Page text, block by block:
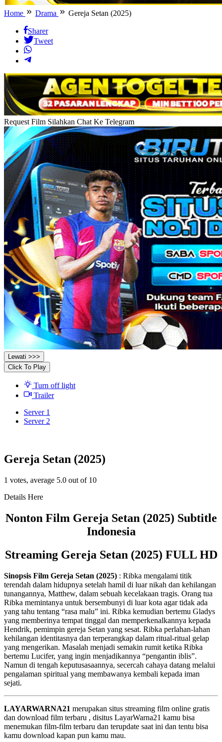
Home Drama Gereja Setan (2025)
Sharer
Tweet
Request Film Silahkan Chat Ke Telegram
Lewati >>>
Click To Play
Turn off light
Trailer
Server 1
Server 2
Gereja Setan (2025)
1 votes, average 5.0 out of 10
Details Here
Nonton Film Gereja Setan (2025) Subtitle
Indonesia
Streaming Gereja Setan (2025) FULL HD
Sinopsis Film Gereja Setan (2025) : Ribka mengalami titik
terendah dalam hidupnya setelah hamil di luar nikah dan kehilangan
tunangannya, Matthew, dalam sebuah kecelakaan tragis. Orang tua
Ribka memintanya untuk bersembunyi di luar kota agar tidak ada
yang tahu tentang “rasa malu” ini. Ribka kemudian bertemu Gladys
yang memberinya tempat tinggal dan memperkenalkannya kepada
Hendrik, pemimpin gereja Setan yang sesat. Ribka perlahan-lahan
kehilangan identitasnya dan terperangkap dalam ritual-ritual gelap
yang mengerikan. Masalah menjadi semakin rumit ketika Ribka
bertemu Lucifer, yang ingin menjadikannya “pengantin iblis”.
Namun di tengah keputusasaannya, secercah cahaya datang melalui
pengalaman spiritual yang membawanya kembali kepada iman
sejati.
LAYARWARNA21 merupakan situs streaming film online gratis
dan download film terbaru , disitus LayarWarna21 kamu bisa
menemukan film-film terbaru dan terupdate saat ini dan tentu bisa
kamu download kapan pun kamu mau.